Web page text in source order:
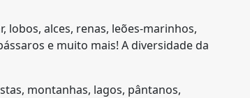
lobos, alces, renas, leões-marinhos,
e muito mais! A diversidade da
montanhas, lagos, pântanos,